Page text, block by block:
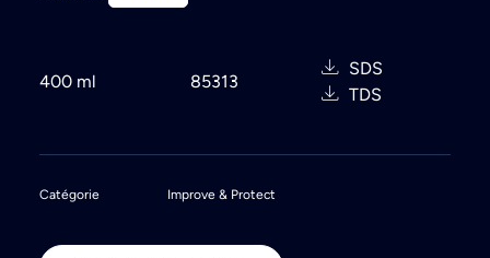
400 ml 85313
SDS
TDS
Catégorie Improve & Protect